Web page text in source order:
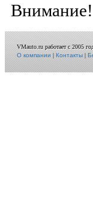
Внимание!
VMauto.ru работает с 2005
О компании|Контакты|